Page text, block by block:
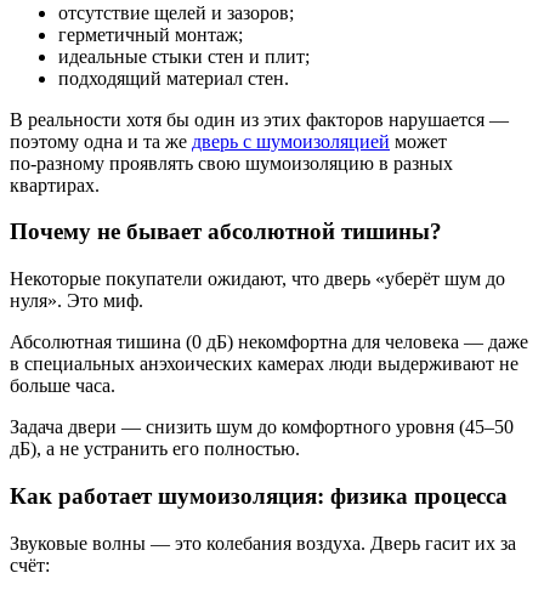
отсутствие щелей и зазоров;
герметичный монтаж;
идеальные стыки стен и плит;
подходящий материал стен.
В реальности хотя бы один из этих факторов нарушается —
поэтому одна и та же дверь с шумоизоляцией может
по‑разному проявлять свою шумоизоляцию в разных
квартирах.
Почему не бывает абсолютной тишины?
Некоторые покупатели ожидают, что дверь «уберёт шум до
нуля». Это миф.
Абсолютная тишина (0 дБ) некомфортна для человека — даже
в специальных анэхоических камерах люди выдерживают не
больше часа.
Задача двери — снизить шум до комфортного уровня (45–50
дБ), а не устранить его полностью.
Как работает шумоизоляция: физика процесса
Звуковые волны — это колебания воздуха. Дверь гасит их за
счёт: